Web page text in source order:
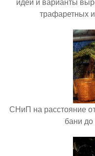
трафаретных
СНиП на расстояние
бани до